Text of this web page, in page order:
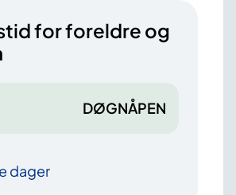
for foreldre og
DØGNÅPEN
dager